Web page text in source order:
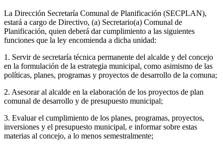
La Dirección Secretaría Comunal de Planificación (SECPLAN),
estará a cargo de Directivo, (a) Secretario(a) Comunal de
Planificación, quien deberá dar cumplimiento a las siguientes
funciones que la ley encomienda a dicha unidad:
1. Servir de secretaría técnica permanente del alcalde y del concejo
en la formulación de la estrategia municipal, como asimismo de las
políticas, planes, programas y proyectos de desarrollo de la comuna;
2. Asesorar al alcalde en la elaboración de los proyectos de plan
comunal de desarrollo y de presupuesto municipal;
3. Evaluar el cumplimiento de los planes, programas, proyectos,
inversiones y el presupuesto municipal, e informar sobre estas
materias al concejo, a lo menos semestralmente;